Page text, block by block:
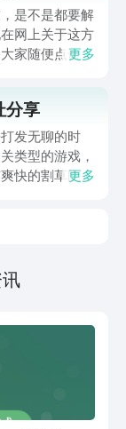
是不是都要解
网上关于这方
家随便点击陌
游是手游福
不仅能够看到
续的消息、活
更多
分享
发无聊的时
类型的游戏，
快的割草闯关
门槛还是比较
的比较高。
更多